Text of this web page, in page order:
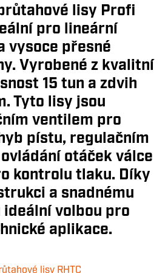
lisy Profi
pro lineární
vysoce přesné
Vyrobené z kvalitní
15 tun a zdvih
Tyto lisy jsou
ventilem pro
pístu, regulačním
otáček válce
kontrolu tlaku. Díky
a snadnému
volbou pro
aplikace.